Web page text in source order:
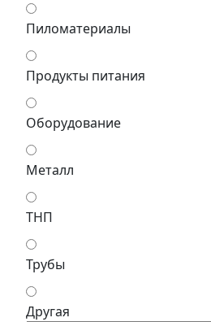
Пиломатериалы
Продукты питания
Оборудование
Металл
ТНП
Трубы
Другая